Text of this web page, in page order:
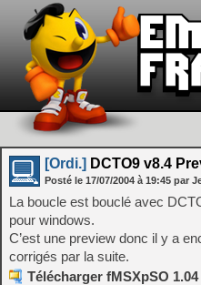
[Ordi.] DCTO9 v8.4
Posté le 17/07/2004 à 19:45 par
La boucle est bouclé avec
pour windows.
C’est une preview donc il y a
corrigés par la suite.
Télécharger fMSXpSO